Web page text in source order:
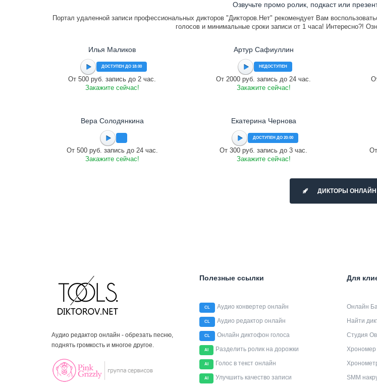
Озвучьте промо ролик, подкаст или
Портал удаленной записи профессиональных дикторов "Дикторов.Нет" рекомендует Вам
голосов и минимальные сроки записи от 1 часа! Интересно?!
Илья Маликов
ДОСТУПЕН ДО 18:00
От 500 руб. запись до 2 час.
Закажите сейчас!
Артур Сафиуллин
НЕДОСТУПЕН
От 2000 руб. запись до 24 час.
Закажите сейчас!
Вера Солодянкина
От 500 руб. запись до 24 час.
Закажите сейчас!
Екатерина Чернова
ДОСТУПЕН ДО 20:00
От 300 руб. запись до 3 час.
Закажите сейчас!
ДИКТОРЫ ОНЛАЙН
Аудио редактор онлайн - обрезать песню,
поднять громкость и многое другое.
Полезные ссылки
CL Аудио конвертер онлайн
CL Аудио редактор онлайн
CL Онлайн диктофон голоса
AI Разделить ролик на дорожки
AI Голос в текст онлайн
AI Улучшить качество записи
Для
Онлайн
Найти
Студия
Хрономер
SMM